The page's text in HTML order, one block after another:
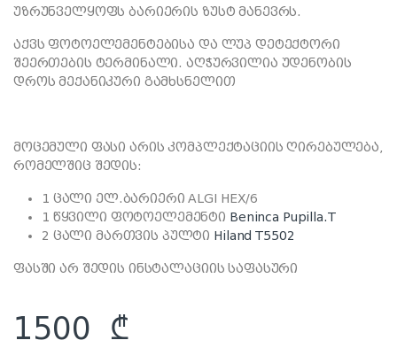
უზრუნველყოფს ბარიერის ზუსტ მანევრს.
აქვს ფოტოელემენტებისა და ლუპ დეტექტორი
შეერთების ტერმინალი. აღჭურვილია უდენობის
დროს მექანიკური გამხსნელით
მოცემული ფასი არის კომპლექტაციის ღირებულება,
რომელშიც შედის:
1 ცალი ელ.ბარიერი ALGI HEX/6
1 წყვილი ფოტოელემენტი Beninca Pupilla.T
2 ცალი მართვის პულტი Hiland T5502
ფასში არ შედის ინსტალაციის საფასური
1500 ₾